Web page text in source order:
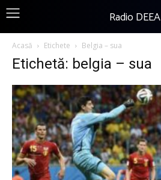
Radio DEEA
Acasă Etichete Belgia – sua
Etichetă: belgia – sua